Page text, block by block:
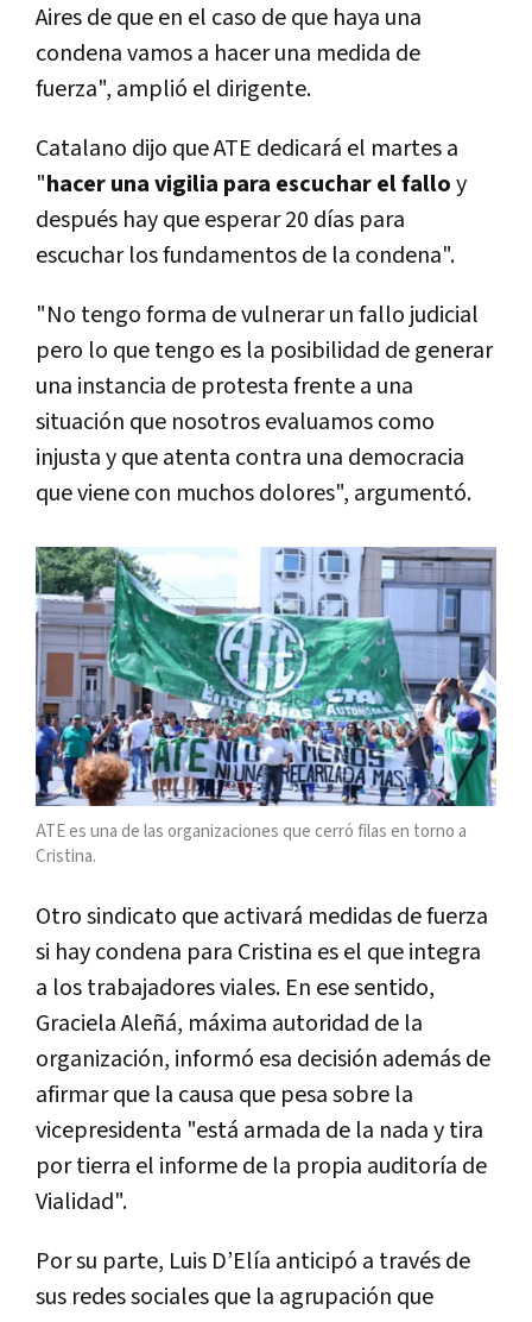
Aires de que en el caso de que haya una
condena vamos a hacer una medida de
fuerza", amplió el dirigente.
Catalano dijo que ATE dedicará el martes a
"hacer una vigilia para escuchar el falloy
después hay que esperar 20 días para
escuchar los fundamentos de la condena".
"No tengo forma de vulnerar un fallo judicial
pero lo que tengo es la posibilidad de generar
una instancia de protesta frente a una
situación que nosotros evaluamos como
injusta y que atenta contra una democracia
que viene con muchos dolores", argumentó.
ATE es una de las organizaciones que cerró filas en torno a
Cristina.
Otro sindicato que activará medidas de fuerza
si hay condena para Cristina es el que integra
a los trabajadores viales. En ese sentido,
Graciela Aleñá, máxima autoridad de la
organización, informó esa decisión además de
afirmar que la causa que pesa sobre la
vicepresidenta "está armada de la nada y tira
por tierra el informe de la propia auditoría de
Vialidad".
Por su parte, Luis D’Elía anticipó a través de
sus redes sociales que la agrupación que